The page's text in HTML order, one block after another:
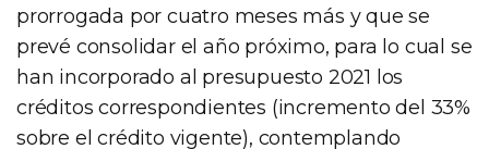
prorrogada por cuatro meses más y que se
prevé consolidar el año próximo, para lo cual se
han incorporado al presupuesto 2021 los
créditos correspondientes (incremento del 33%
sobre el crédito vigente), contemplando